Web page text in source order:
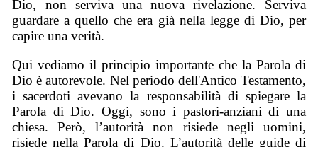
Dio, non serviva una nuova rivelazione. Serviva
guardare a quello che era già nella legge di Dio, per
capire una verità.
Qui vediamo il principio importante che la Parola di
Dio è autorevole. Nel periodo dell'Antico Testamento,
i sacerdoti avevano la responsabilità di spiegare la
Parola di Dio. Oggi, sono i pastori-anziani di una
chiesa. Però, l’autorità non risiede negli uomini,
risiede nella Parola di Dio. L’autorità delle guide di